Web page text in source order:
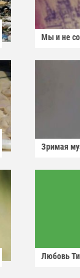
Мы и не
Зримая
Любовь